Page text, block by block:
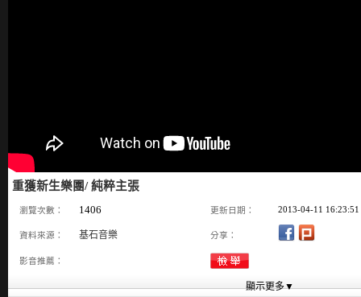
重獲新生樂團/ 純粹主張
瀏覽次數： 1406 更新日期： 2013-04-11 16:23:51
資料來源： 基石音樂 分享：
影音推薦：